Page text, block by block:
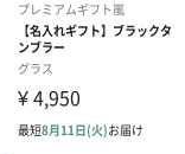
ート）